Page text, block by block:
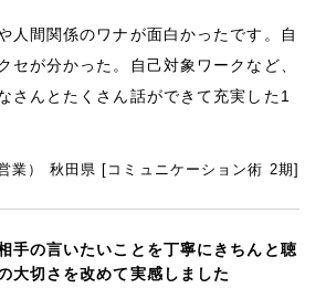
人間関係のワナが面白かったです。自
セが分かった。自己対象ワークなど、
さんとたくさん話ができて充実した1
業） 秋田県 [コミュニケーション術 2期]
手の言いたいことを丁寧にきちんと聴
大切さを改めて実感しました